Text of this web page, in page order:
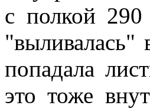
с полкой
"выливалась"
попадала
это тоже